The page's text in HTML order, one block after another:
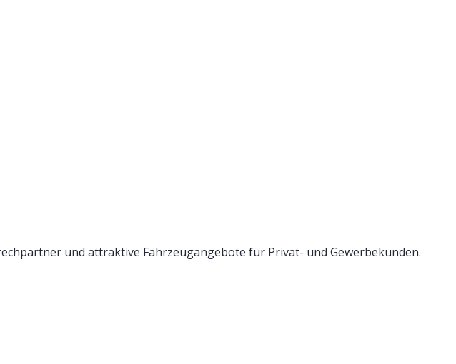
und attraktive Fahrzeugangebote für Privat- und Gewerbekunden.